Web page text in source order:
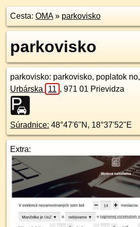
Cesta: OMA» parkovisko
parkovisko
parkovisko: parkovisko, poplatok no,
Urbárska
11 , 971 01 Prievidza
Súradnice: 48°47'6"N , 18°37'52"E
Extra: